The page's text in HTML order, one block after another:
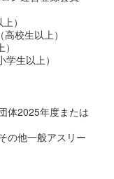
）
校生以上）
生以上）
体2025年度または
の他一般アスリー